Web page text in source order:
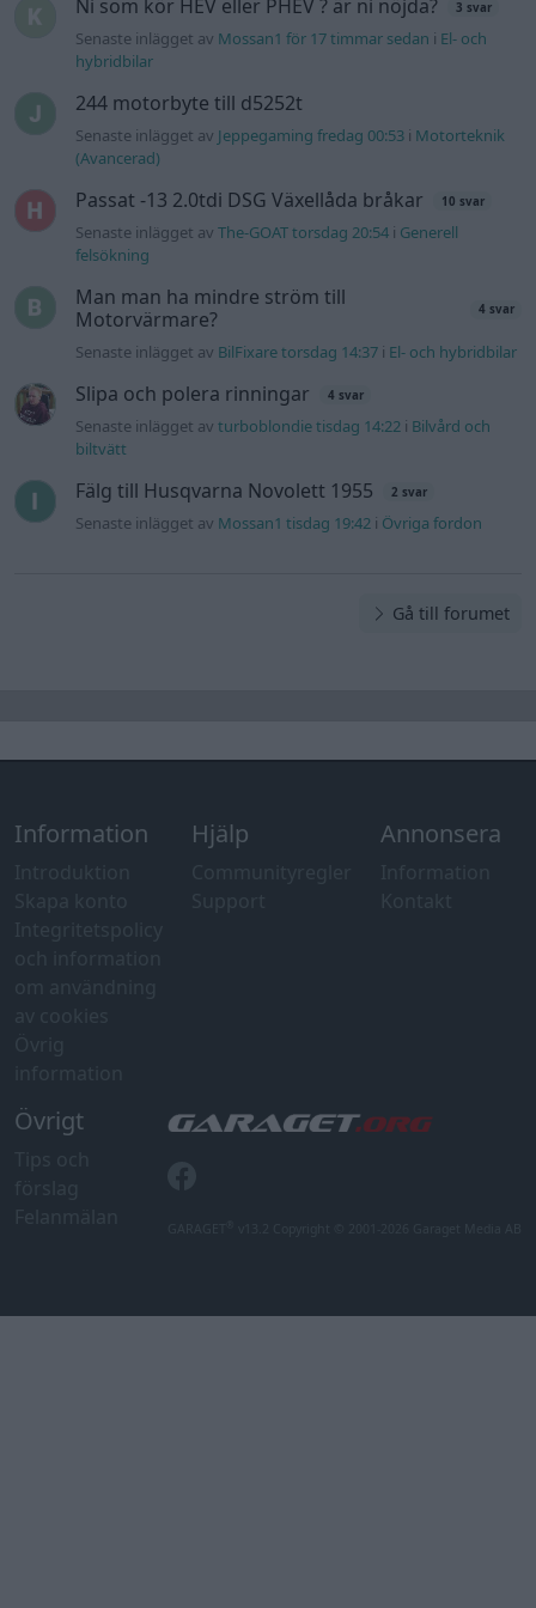
Ni som kör HEV eller PHEV ? är ni nöjda? 3 svar
Senaste inlägget av Mossan1 för 17 timmar sedan i El- och
hybridbilar
244 motorbyte till d5252t
Senaste inlägget av Jeppegaming fredag 00:53 i Motorteknik
(Avancerad)
Passat -13 2.0tdi DSG Växellåda bråkar 10 svar
Senaste inlägget avThe-GOAT torsdag 20:54 i Generell
felsökning
Man man ha mindre ström till
Motorvärmare?
4 svar
Senaste inlägget av BilFixare torsdag 14:37 i El- och hybridbilar
Slipa och polera rinningar 4 svar
Senaste inlägget avturboblondie tisdag 14:22 i Bilvård och
biltvätt
Fälg till Husqvarna Novolett 1955 2 svar
Senaste inlägget av Mossan1 tisdag 19:42 i Övriga fordon
Gå till forumet
Information Hjälp Annonsera
Övrigt